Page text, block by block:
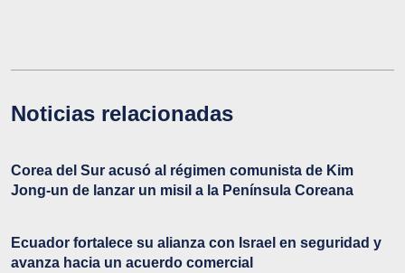
Noticias relacionadas
Corea del Sur acusó al régimen comunista de Kim
Jong-un de lanzar un misil a la Península Coreana
Ecuador fortalece su alianza con Israel en seguridad y
avanza hacia un acuerdo comercial